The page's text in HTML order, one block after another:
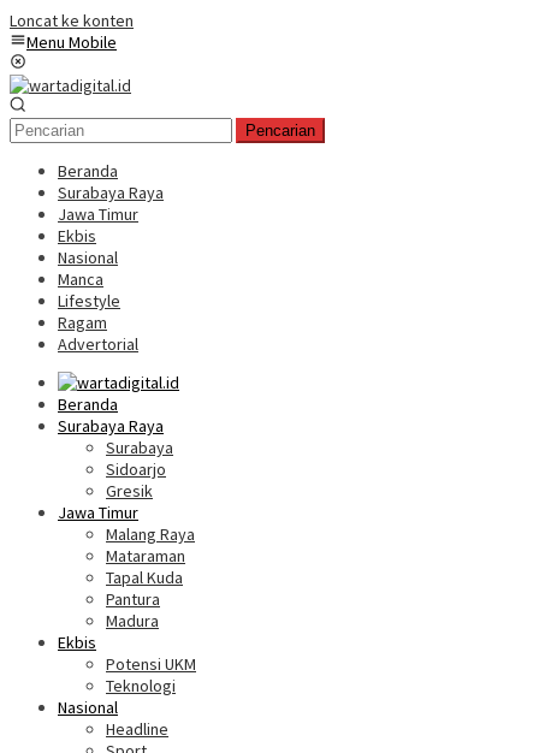
Loncat ke konten
Menu Mobile
Pencarian
Beranda
Surabaya Raya
Jawa Timur
Ekbis
Nasional
Manca
Lifestyle
Ragam
Advertorial
Beranda
Surabaya Raya
Surabaya
Sidoarjo
Gresik
Jawa Timur
Malang Raya
Mataraman
Tapal Kuda
Pantura
Madura
Ekbis
Potensi UKM
Teknologi
Nasional
Headline